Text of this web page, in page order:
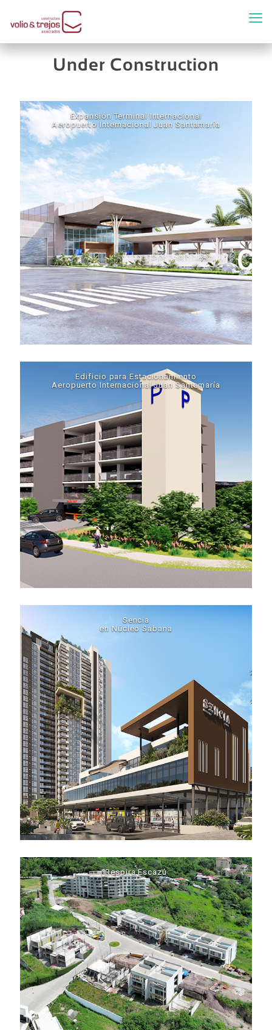
Under Construction
Expansión Terminal Internacional
Aeropuerto Internacional Juan Santamaría
Edificio para Estacionamiento
Aeropuerto Internacional Juan Santamaría
Sencia
en Núcleo Sabana
Respira Escazú